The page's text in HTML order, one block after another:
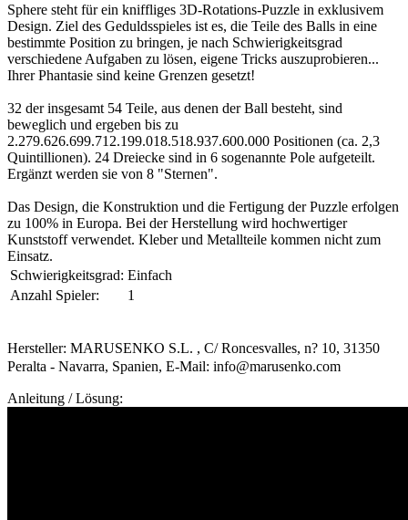
Sphere steht für ein kniffliges 3D-Rotations-Puzzle in exklusivem
Design. Ziel des Geduldsspieles ist es, die Teile des Balls in eine
bestimmte Position zu bringen, je nach Schwierigkeitsgrad
verschiedene Aufgaben zu lösen, eigene Tricks auszuprobieren...
Ihrer Phantasie sind keine Grenzen gesetzt!
32 der insgesamt 54 Teile, aus denen der Ball besteht, sind
beweglich und ergeben bis zu
2.279.626.699.712.199.018.518.937.600.000 Positionen (ca. 2,3
Quintillionen). 24 Dreiecke sind in 6 sogenannte Pole aufgeteilt.
Ergänzt werden sie von 8 "Sternen".
Das Design, die Konstruktion und die Fertigung der Puzzle erfolgen
zu 100% in Europa. Bei der Herstellung wird hochwertiger
Kunststoff verwendet. Kleber und Metallteile kommen nicht zum
Einsatz.
Schwierigkeitsgrad: Einfach
Anzahl Spieler:
1
Hersteller: MARUSENKO S.L. , C/ Roncesvalles, n? 10, 31350
Peralta - Navarra, Spanien, E-Mail: info@marusenko.com
Anleitung / Lösung: